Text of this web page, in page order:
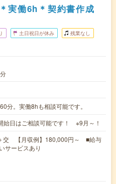
実働6h＊契約書作成
土日祝日が休み 残業なし
。実働8hも相談可能です。
日はご相談可能です！ ※9月～！
交 【月収例】180,000円～ ■給与
サービスあり